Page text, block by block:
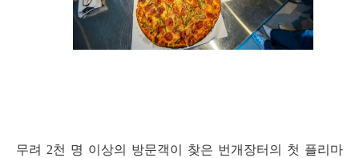
무려 2천 명 이상의 방문객이 찾은 번개장터의 첫 플리마